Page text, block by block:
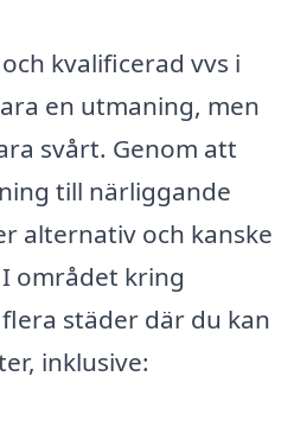
kvalificerad vvs i
en utmaning, men
svårt. Genom att
till närliggande
alternativ och kanske
området kring
städer där du kan
inklusive: